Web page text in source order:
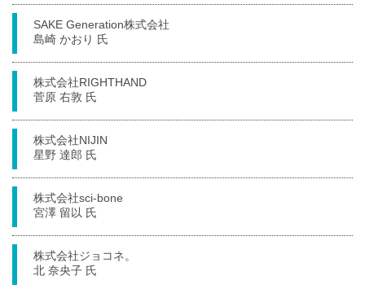
SAKE Generation株式会社
島崎 かおり 氏
株式会社RIGHTHAND
菅原 右敦 氏
株式会社NIJIN
星野 達郎 氏
株式会社sci-bone
宮澤 留以 氏
株式会社ジョコネ。
北 奈央子 氏